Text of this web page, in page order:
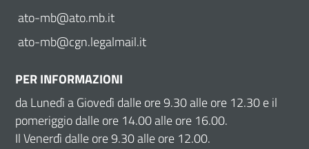
ato-mb@ato.mb.it
ato-mb@cgn.legalmail.it
PER INFORMAZIONI
da Lunedì a Giovedì dalle ore 9.30 alle ore 12.30 e il
pomeriggio dalle ore 14.00 alle ore 16.00.
Il Venerdì dalle ore 9.30 alle ore 12.00.